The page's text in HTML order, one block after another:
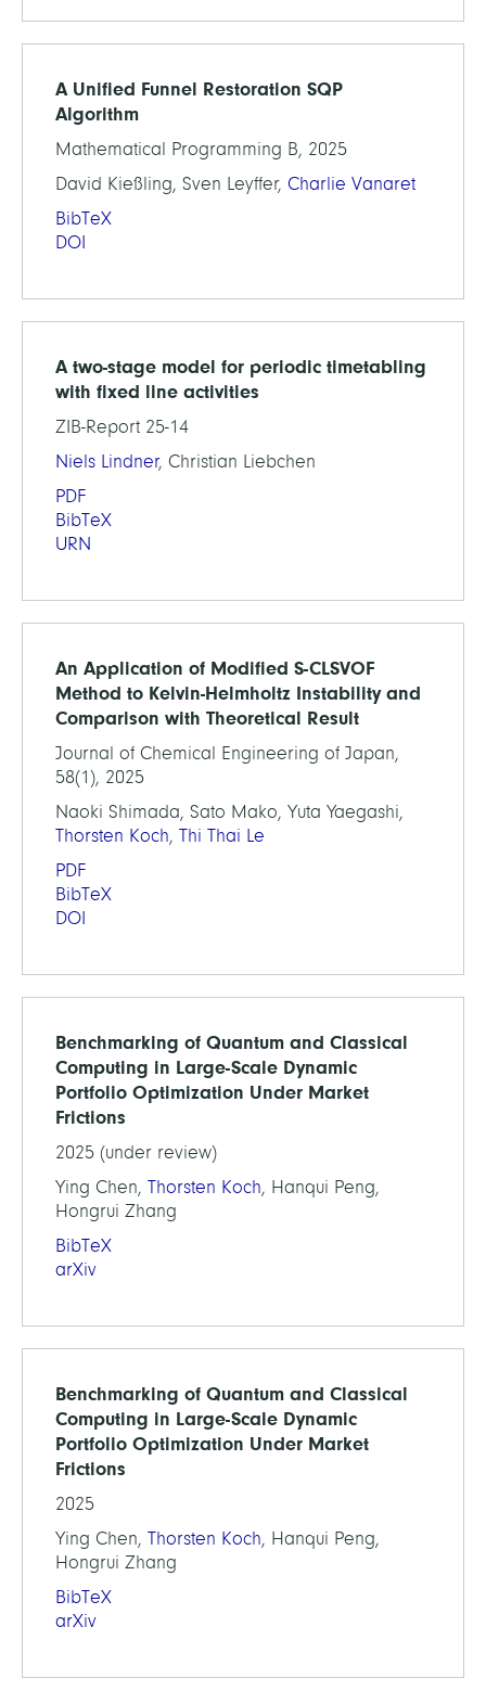
A Unified Funnel Restoration SQP
Algorithm
Mathematical Programming B, 2025
David Kießling, Sven Leyffer, Charlie Vanaret
BibTeX
DOI
A two-stage model for periodic timetabling
with fixed line activities
ZIB-Report 25-14
Niels Lindner, Christian Liebchen
PDF
BibTeX
URN
An Application of Modified S-CLSVOF
Method to Kelvin-Helmholtz Instability and
Comparison with Theoretical Result
Journal of Chemical Engineering of Japan,
58(1), 2025
Naoki Shimada, Sato Mako, Yuta Yaegashi,
Thorsten Koch, Thi Thai Le
PDF
BibTeX
DOI
Benchmarking of Quantum and Classical
Computing in Large-Scale Dynamic
Portfolio Optimization Under Market
Frictions
2025 (under review)
Ying Chen, Thorsten Koch, Hanqui Peng,
Hongrui Zhang
BibTeX
arXiv
Benchmarking of Quantum and Classical
Computing in Large-Scale Dynamic
Portfolio Optimization Under Market
Frictions
2025
Ying Chen, Thorsten Koch, Hanqui Peng,
Hongrui Zhang
BibTeX
arXiv